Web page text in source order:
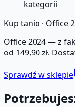
kategorii
Kup tanio · Office
Office 2024 — z
od 149,90 zł.
Sprawdź w sklepie